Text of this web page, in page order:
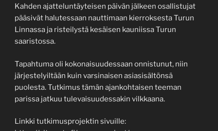
Kahden ajatteluntäyteisen päivän jälkeen osallistujat
pääsivät halutessaan nauttimaan kierroksesta Turun
Linnassa ja risteilystä kesäisen kauniissa Turun
saaristossa.
Tapahtuma oli kokonaisuudessaan onnistunut, niin
järjestelyiltään kuin varsinaisen asiasisältönsä
puolesta. Tutkimus tämän ajankohtaisen teeman
parissa jatkuu tulevaisuudessakin vilkkaana.
Linkki tutkimusprojektin sivuille: